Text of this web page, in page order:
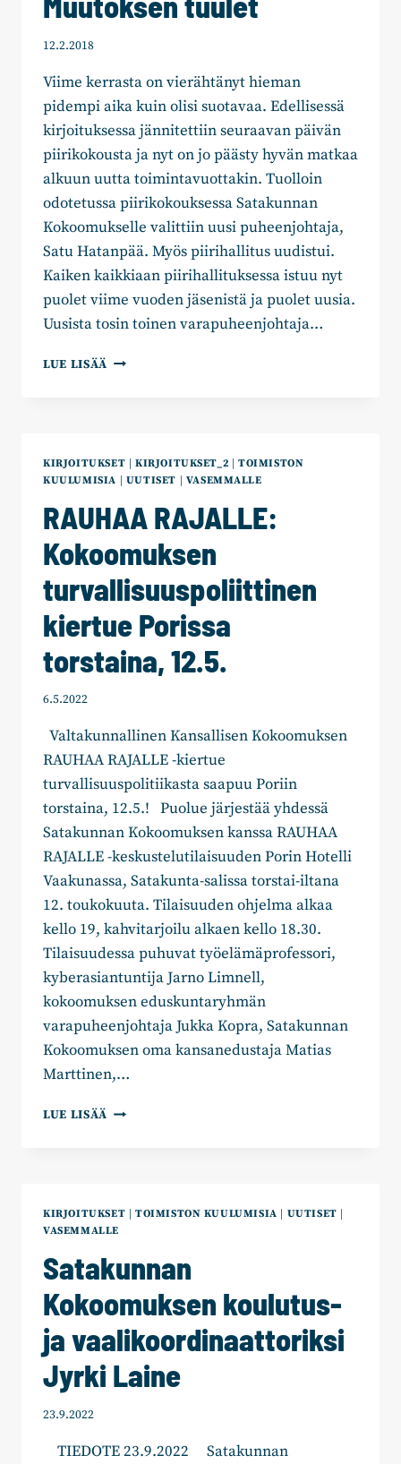
12.2.2018
Viime kerrasta on vierähtänyt hieman
pidempi aika kuin olisi suotavaa. Edellisessä
kirjoituksessa jännitettiin seuraavan päivän
piirikokousta ja nyt on jo päästy hyvän matkaa
alkuun uutta toimintavuottakin. Tuolloin
odotetussa piirikokouksessa Satakunnan
Kokoomukselle valittiin uusi puheenjohtaja,
Satu Hatanpää. Myös piirihallitus uudistui.
Kaiken kaikkiaan piirihallituksessa istuu nyt
puolet viime vuoden jäsenistä ja puolet uusia.
Uusista tosin toinen varapuheenjohtaja…
LUE LISÄÄ MUUTOKSEN
KIRJOITUKSET KIRJOITUKSET_2 |TOIMISTON
KUULUMISIA
UUTISET VASEMMALLE
RAUHAA RAJALLE:
Kokoomuksen
turvallisuuspoliittinen
kiertue Porissa
torstaina, 12.5.
6.5.2022
Valtakunnallinen Kansallisen Kokoomuksen
RAUHAA RAJALLE -kiertue
turvallisuuspolitiikasta saapuu Poriin
torstaina, 12.5.! Puolue järjestää yhdessä
Satakunnan Kokoomuksen kanssa RAUHAA
RAJALLE -keskustelutilaisuuden Porin Hotelli
Vaakunassa, Satakunta-salissa torstai-iltana
12. toukokuuta. Tilaisuuden ohjelma alkaa
kello 19, kahvitarjoilu alkaen kello 18.30.
Tilaisuudessa puhuvat työelämäprofessori,
kyberasiantuntija Jarno Limnell,
kokoomuksen eduskuntaryhmän
varapuheenjohtaja Jukka Kopra, Satakunnan
Kokoomuksen oma kansanedustaja Matias
Marttinen,…
LUE LISÄÄ RAUHAA
PORISSA
TORSTAINA,
KIRJOITUKSET TOIMISTON KUULUMISIA UUTISET
VASEMMALLE
Satakunnan
Kokoomuksen koulutus-
ja vaalikoordinaattoriksi
Jyrki Laine
23.9.2022
TIEDOTE 23.9.2022 Satakunnan